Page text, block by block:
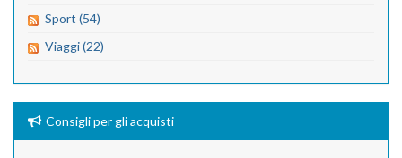
Sport (54)
Viaggi (22)
Consigli per gli acquisti